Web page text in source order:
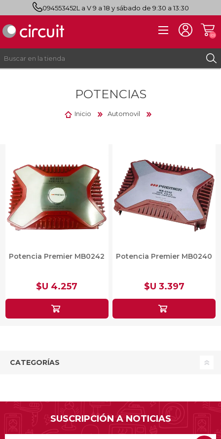
094553452L a V 9 a 18 y sábado de 9:30 a 13:30
INICIAR SESIÓN
(0)
POTENCIAS
Inicio Automovil
Potencia Premier MB0242
$U 4.257
Potencia Premier MB0240
$U 3.397
CATEGORÍAS
SUSCRIPCIÓN A NOTICIAS